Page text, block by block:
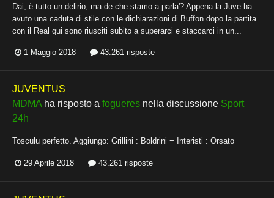
Dai, è tutto un delirio, ma de che stamo a parla'? Appena la Juve ha
avuto una caduta di stile con le dichiarazioni di Buffon dopo la partita
con il Real qui sono riusciti subito a superarci e staccarci in un...
1 Maggio 2018 43.261 risposte
JUVENTUS
MDMAha risposto a fogueres nella discussione Sport
24h
Tosculu perfetto. Aggiungo: Grillini : Boldrini = Interisti : Orsato
29 Aprile 2018 43.261 risposte